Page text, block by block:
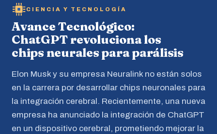
CIENCIA Y TECNOLOGÍA
Avance Tecnológico:
ChatGPT revoluciona los
chips neurales para parálisis
Elon Musk y su empresa Neuralink no están solos
en la carrera por desarrollar chips neuronales para
la integración cerebral. Recientemente, una nueva
empresa ha anunciado la integración de ChatGPT
en un dispositivo cerebral, prometiendo mejorar la